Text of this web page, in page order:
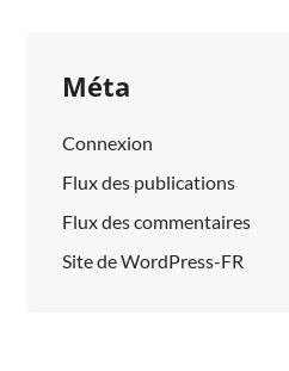
Méta
Connexion
Flux des publications
Flux des commentaires
Site de WordPress-FR